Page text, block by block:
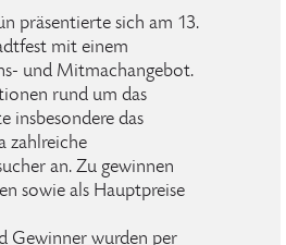
präsentierte sich am 13.
mit einem
und Mitmachangebot.
rund um das
insbesondere das
zahlreiche
an. Zu gewinnen
sowie als Hauptpreise
Gewinner wurden per